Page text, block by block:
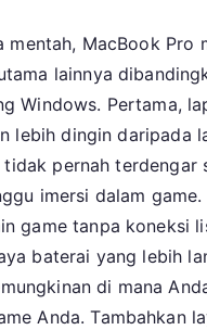
mentah, MacBook Pro
lainnya
Windows. Pertama,
lebih dingin daripada
pernah terdengar
imersi dalam game.
game tanpa koneksi
baterai yang lebih
di mana
Anda. Tambahkan